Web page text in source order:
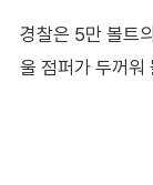
경찰은 5만 볼트
울 점퍼가 두꺼워